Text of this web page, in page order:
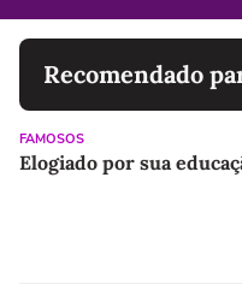
Recomendado
FAMOSOS
Elogiado por sua